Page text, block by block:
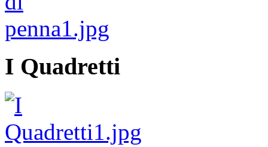
I Quadretti